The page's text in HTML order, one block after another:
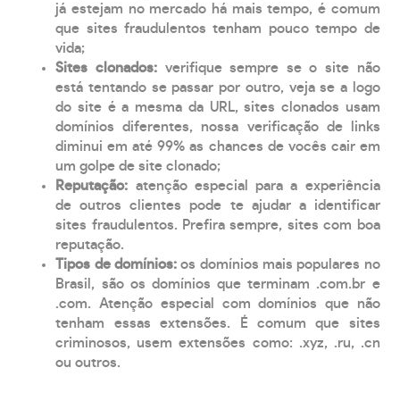
já estejam no mercado há mais tempo, é comum
que sites fraudulentos tenham pouco tempo de
vida;
Sites clonados: verifique sempre se o site não
está tentando se passar por outro, veja se a logo
do site é a mesma da URL, sites clonados usam
domínios diferentes, nossa verificação de links
diminui em até 99% as chances de vocês cair em
um golpe de site clonado;
Reputação: atenção especial para a experiência
de outros clientes pode te ajudar a identificar
sites fraudulentos. Prefira sempre, sites com boa
reputação.
Tipos de domínios:os domínios mais populares no
Brasil, são os domínios que terminam .com.br e
.com. Atenção especial com domínios que não
tenham essas extensões. É comum que sites
criminosos, usem extensões como: .xyz, .ru, .cn
ou outros.